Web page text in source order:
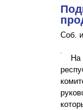
Соб.
На